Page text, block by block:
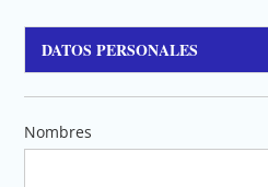
DATOS PERSONALES
Nombres